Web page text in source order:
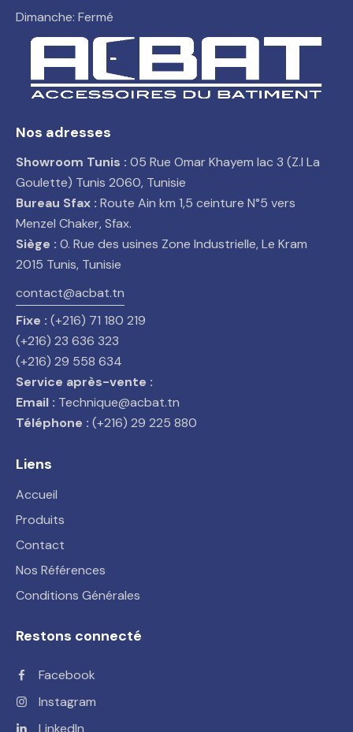
Dimanche: Fermé
Nos adresses
Showroom Tunis : 05 Rue Omar Khayem lac 3 (Z.I La
Goulette) Tunis 2060, Tunisie
Bureau Sfax : Route Ain km 1,5 ceinture N°5 vers
Menzel Chaker, Sfax.
Siège : 0. Rue des usines Zone Industrielle, Le Kram
2015 Tunis, Tunisie
contact@acbat.tn
Fixe : (+216) 71 180 219
(+216) 23 636 323
(+216) 29 558 634
Service après-vente :
Email : Technique@acbat.tn
Téléphone : (+216) 29 225 880
Liens
Accueil
Produits
Contact
Nos Références
Conditions Générales
Restons connecté
Facebook
Instagram
LinkedIn